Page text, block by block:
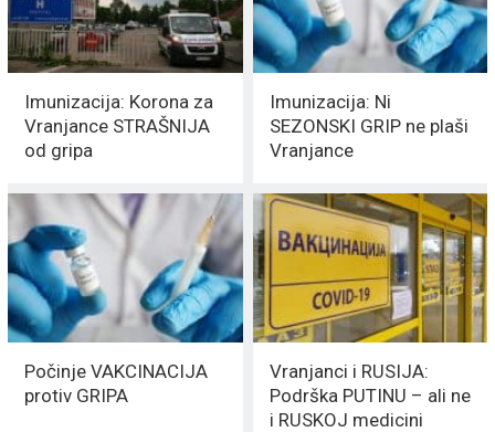
Imunizacija: Korona za
Vranjance STRAŠNIJA
od gripa
Imunizacija: Ni
SEZONSKI GRIP ne plaši
Vranjance
Počinje VAKCINACIJA
protiv GRIPA
Vranjanci i RUSIJA:
Podrška PUTINU – ali ne
i RUSKOJ medicini